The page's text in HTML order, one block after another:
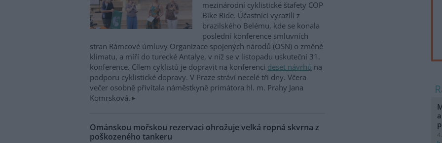
mezinárodní cyklistické štafety COP
Bike Ride. Účastníci vyrazili z
brazilského Belému, kde se konala
poslední konference smluvních
stran Rámcové úmluvy Organizace spojených národů (OSN) o změně
klimatu, a míří do turecké Antalye, v níž se v listopadu uskuteční 31.
konference. Cílem cyklistů je dopravit na konferenci deset návrhů na
podporu cyklistické dopravy. V Praze stráví necelé tři dny. Včera
večer osobně přivítala náměstkyně primátora hl. m. Prahy Jana
Komrsková.
Ománskou mořskou rezervaci ohrožuje velká ropná skvrna z
poškozeného tankeru